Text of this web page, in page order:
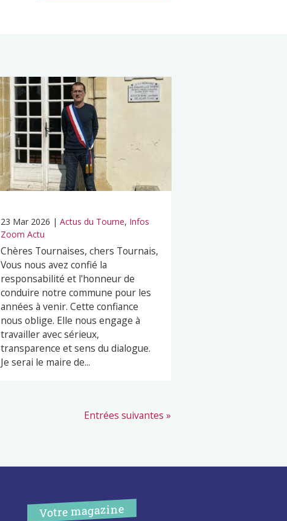
23 Mar 2026 |Actus du Tourne, Infos
Zoom Actu
Chères Tournaises, chers Tournais,
Vous nous avez confié la
responsabilité et l'honneur de
conduire notre commune pour les
années à venir. Cette confiance
nous oblige. Elle nous engage à
travailler avec sérieux,
transparence et sens du dialogue.
Je serai le maire de...
Entrées suivantes »
Votre magazine